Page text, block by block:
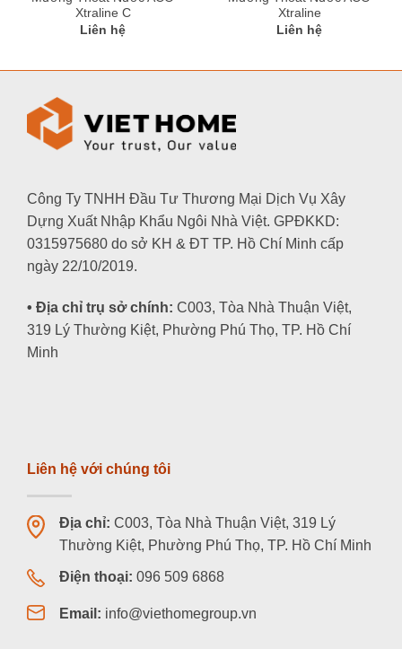
Xtraline C
Liên hệ
Xtraline
Liên hệ
Công Ty TNHH Đầu Tư Thương Mại Dịch Vụ Xây
Dựng Xuất Nhập Khẩu Ngôi Nhà Việt. GPĐKKD:
0315975680 do sở KH & ĐT TP. Hồ Chí Minh cấp
ngày 22/10/2019.
• Địa chỉ trụ sở chính: C003, Tòa Nhà Thuận Việt,
319 Lý Thường Kiệt, Phường Phú Thọ, TP. Hồ Chí
Minh
Liên hệ với chúng tôi
Địa chỉ: C003, Tòa Nhà Thuận Việt, 319 Lý
Thường Kiệt, Phường Phú Thọ, TP. Hồ Chí Minh
Điện thoại: 096 509 6868
Email: info@viethomegroup.vn